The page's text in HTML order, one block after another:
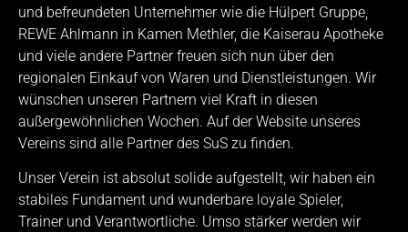
und befreundeten Unternehmer wie die Hülpert Gruppe,
REWE Ahlmann in Kamen Methler, die Kaiserau Apotheke
und viele andere Partner freuen sich nun über den
regionalen Einkauf von Waren und Dienstleistungen. Wir
wünschen unseren Partnern viel Kraft in diesen
außergewöhnlichen Wochen. Auf der Website unseres
Vereins sind alle Partner des SuS zu finden.
Unser Verein ist absolut solide aufgestellt, wir haben ein
stabiles Fundament und wunderbare loyale Spieler,
Trainer und Verantwortliche. Umso stärker werden wir